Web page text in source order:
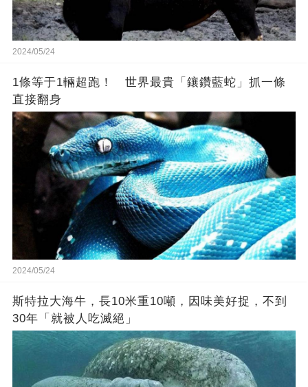
2024/05/24
1條等于1輛超跑！ 世界最貴「鑲鑽藍蛇」抓一條
直接翻身
2024/05/24
斯特拉大海牛，長10米重10噸，因味美好捉，不到
30年「就被人吃滅絕」